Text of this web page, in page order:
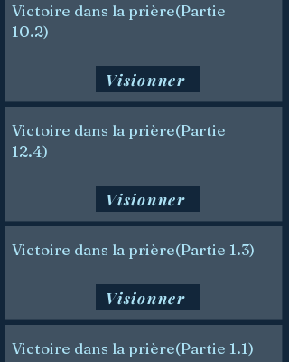
Victoire dans la prière(Partie
10.2)
Visionner
Victoire dans la prière(Partie
12.4)
Visionner
Victoire dans la prière(Partie 1.3)
Visionner
Victoire dans la prière(Partie 1.1)